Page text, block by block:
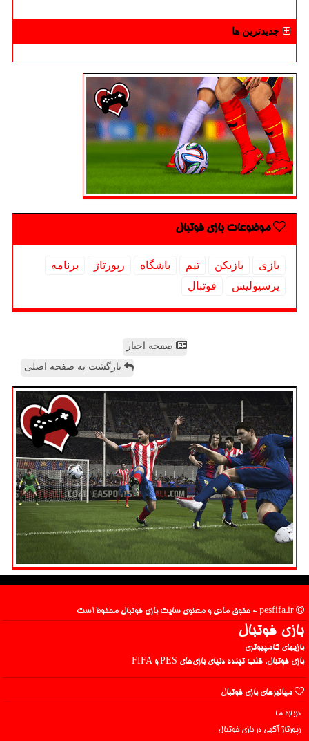
جدیدترین ها
موضوعات بازی فوتبال
بازی بازیكن تیم باشگاه رپورتاژ
برنامه
پرسپولیس
فوتبال
صفحه اخبار
بازگشت به صفحه اصلی
بازی فوتبال
بازیهای کامپیوتری
بازی فوتبال، قلب تپنده دنیای بازی‌های PES و FIFA
میانبرهای بازی فوتبال
درباره ما
رپورتاژ آگهی در بازی فوتبال